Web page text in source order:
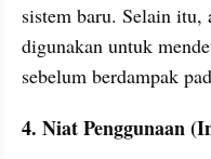
sistem baru. Selain
digunakan untuk
sebelum berdampak
4. Niat Penggunaan